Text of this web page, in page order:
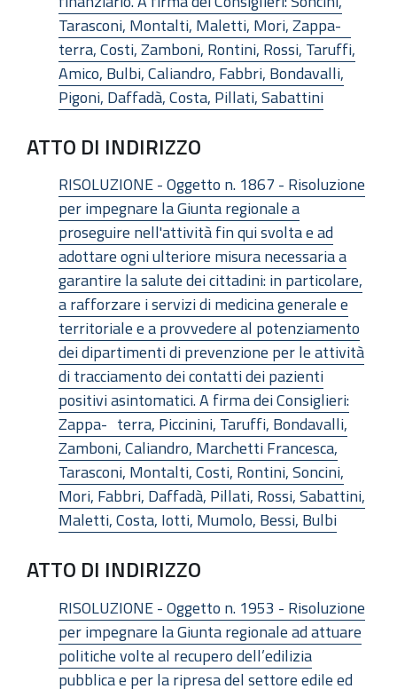
Tarasconi, Montalti, Maletti, Mori, Zappa-
terra, Costi, Zamboni, Rontini, Rossi, Taruffi,
Amico, Bulbi, Caliandro, Fabbri, Bondavalli,
Pigoni, Daffadà, Costa, Pillati, Sabattini
ATTO DI INDIRIZZO
RISOLUZIONE - Oggetto n. 1867 - Risoluzione
per impegnare la Giunta regionale a
proseguire nell'attività fin qui svolta e ad
adottare ogni ulteriore misura necessaria a
garantire la salute dei cittadini: in particolare,
a rafforzare i servizi di medicina generale e
territoriale e a provvedere al potenziamento
dei dipartimenti di prevenzione per le attività
di tracciamento dei contatti dei pazienti
positivi asintomatici. A firma dei Consiglieri:
Zappa- terra, Piccinini, Taruffi, Bondavalli,
Zamboni, Caliandro, Marchetti Francesca,
Tarasconi, Montalti, Costi, Rontini, Soncini,
Mori, Fabbri, Daffadà, Pillati, Rossi, Sabattini,
Maletti, Costa, Iotti, Mumolo, Bessi, Bulbi
ATTO DI INDIRIZZO
RISOLUZIONE - Oggetto n. 1953 - Risoluzione
per impegnare la Giunta regionale ad attuare
politiche volte al recupero dell’edilizia
pubblica e per la ripresa del settore edile ed